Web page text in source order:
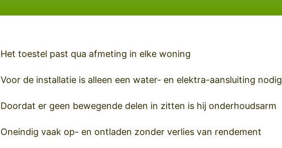
Het toestel past qua afmeting in elke woning
Voor de installatie is alleen een water- en elektra-aansluiting nodig
Doordat er geen bewegende delen in zitten is hij onderhoudsarm
Oneindig vaak op- en ontladen zonder verlies van rendement